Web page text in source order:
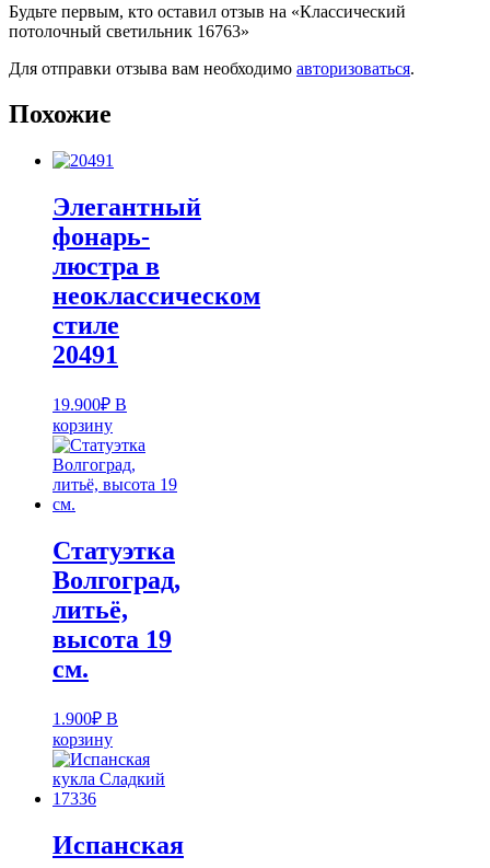
Будьте первым, кто оставил отзыв на «Классический
потолочный светильник 16763»
Для отправки отзыва вам необходимо авторизоваться.
Похожие
Элегантный
фонарь-
люстра в
неоклассическом
стиле
20491
19.900₽ В
корзину
Статуэтка
Волгоград,
литьё,
высота 19
см.
1.900₽ В
корзину
Испанская